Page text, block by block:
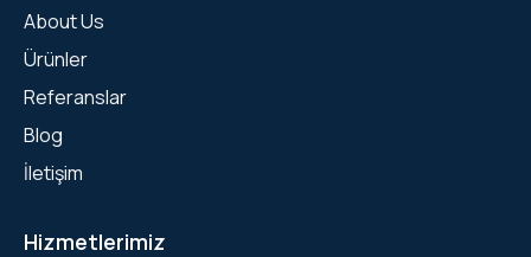
About Us
Ürünler
Referanslar
Blog
İletişim
Hizmetlerimiz